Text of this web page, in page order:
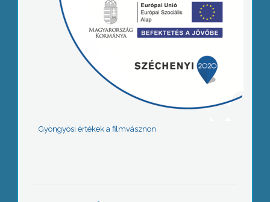
Gyöngyösi értékek a filmvásznon